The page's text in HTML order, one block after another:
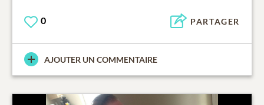
0 PARTAGER
AJOUTER UN COMMENTAIRE